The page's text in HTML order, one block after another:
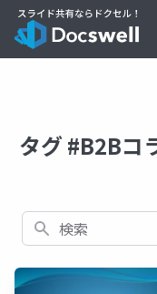
タグ #B2Bコ
検索